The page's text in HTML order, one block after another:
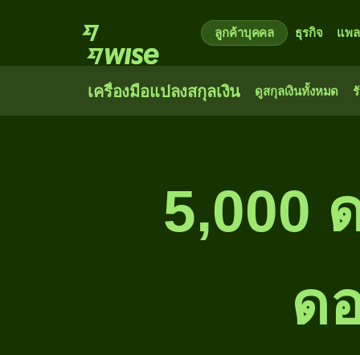
ลูกค้าบุคคล ธุรกิจ แพ
เครื่องมือแปลงสกุลเงิน ดูสกุลเงินทั้งหมด
5,000
ด